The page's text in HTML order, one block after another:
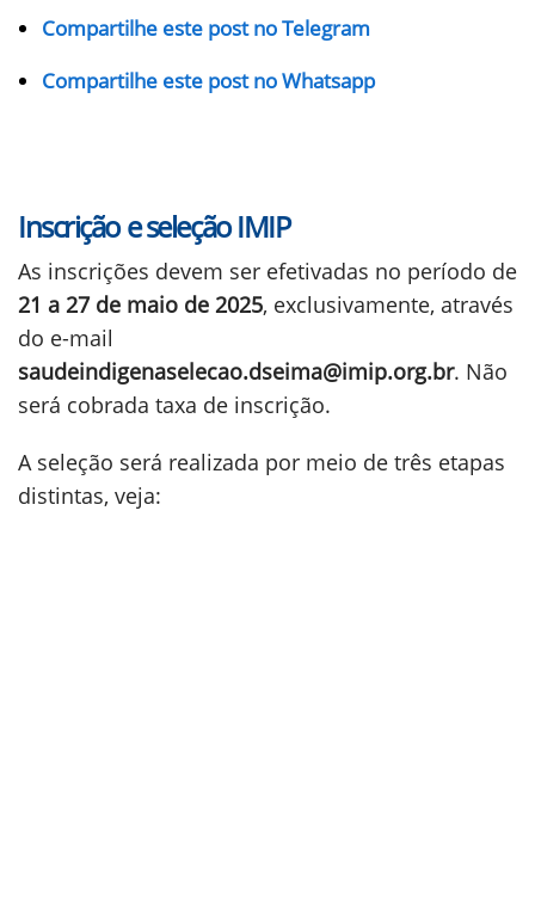
Compartilhe este post no Telegram
Compartilhe este post no Whatsapp
Inscrição e seleção IMIP
As inscrições devem ser efetivadas no período de
21 a 27 de maio de 2025, exclusivamente, através
do e-mail
saudeindigenaselecao.dseima@imip.org.br. Não
será cobrada taxa de inscrição.
A seleção será realizada por meio de três etapas
distintas, veja: